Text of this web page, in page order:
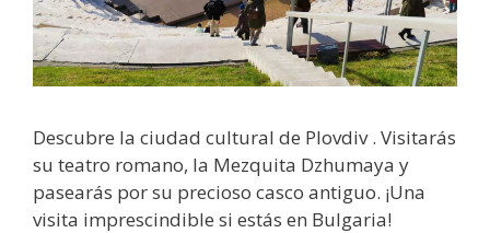
Descubre la ciudad cultural de Plovdiv . Visitarás
su teatro romano, la Mezquita Dzhumaya y
pasearás por su precioso casco antiguo. ¡Una
visita imprescindible si estás en Bulgaria!